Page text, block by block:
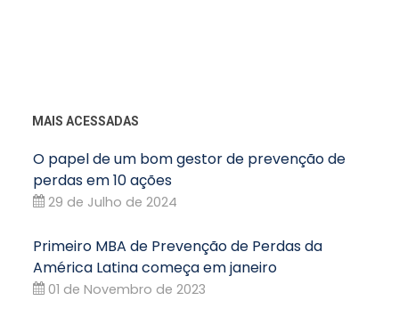
MAIS ACESSADAS
O papel de um bom gestor de prevenção de
perdas em 10 ações
29 de Julho de 2024
Primeiro MBA de Prevenção de Perdas da
América Latina começa em janeiro
01 de Novembro de 2023